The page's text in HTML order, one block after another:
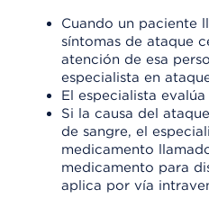
Cuando un paciente
síntomas de ataque
atención de esa
especialista en
El especialista
Si la causa del
de sangre, el
medicamento
medicamento para
aplica por vía